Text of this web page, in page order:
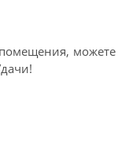
можете